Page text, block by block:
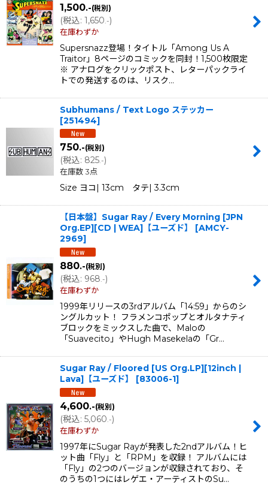
1,500.-(税別)
(税込: 1,650 .-)
在庫わずか
Supersnazz登場！タイトル「Among Us A
Traitor」8ページのコミックを同封！1,500枚限定
※ アナログをクリックポスト、レターパックライ
トでの発送するのは、リスク…
Subhumans / Text Logo ステッカー
[251494]
750.-(税別)
(税込: 825.-)
在庫数 3点
Size ヨコ| 13cm タテ| 3.3cm
【日本盤】Sugar Ray / Every Morning [JPN
Org.EP][CD | WEA]【ユーズド】
[AMCY-
2969]
880.-(税別)
(税込: 968.-)
在庫わずか
1999年リリースの3rdアルバム「14:59」からのシ
ングルカット！ フラメンコポップとオルタナティ
ブロックをミックスした曲で、Maloの
「Suavecito」やHugh Masekelaの「Gr…
Sugar Ray / Floored [US Org.LP][12inch |
Lava]【ユーズド】
[83006-1]
4,600.-(税別)
(税込: 5,060 .-)
在庫わずか
1997年にSugar Rayが発表した2ndアルバム！ヒ
ット曲「Fly」と「RPM」を収録！ アルバムには
「Fly」の2つのバージョンが収録されており、そ
のうちの1つにはレゲエ・アーティストのSu…